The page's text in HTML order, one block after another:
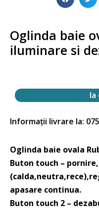
Oglinda baie
iluminare si
la
Informații livrare la:
Oglinda baie ovala
Buton touch –
apasare continua.
Buton touch 2 –